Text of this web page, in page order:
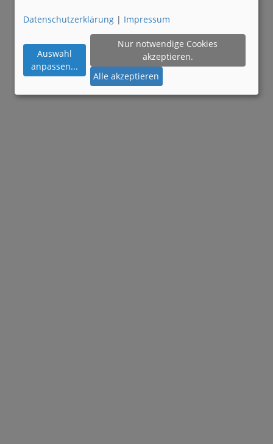
Datenschutzerklärung | Impressum
Auswahl
anpassen...
Nur notwendige Cookies
akzeptieren.
Alle akzeptieren